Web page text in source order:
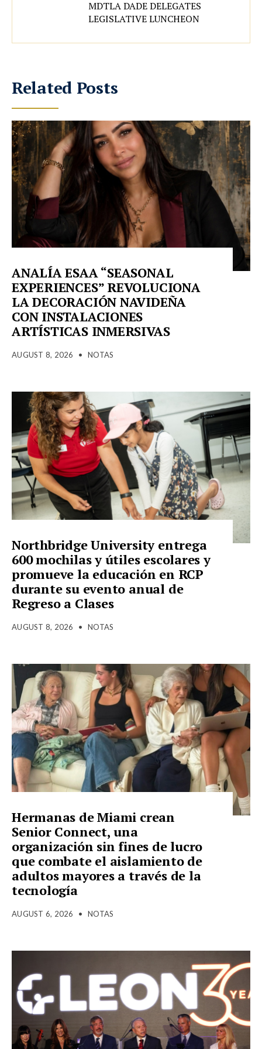
MDTLA DADE DELEGATES
LEGISLATIVE LUNCHEON
Related Posts
ANALÍA ESAA “SEASONAL
EXPERIENCES” REVOLUCIONA
LA DECORACIÓN NAVIDEÑA
CON INSTALACIONES
ARTÍSTICAS INMERSIVAS
AUGUST 8, 2026 • NOTAS
Northbridge University entrega
600 mochilas y útiles escolares y
promueve la educación en RCP
durante su evento anual de
Regreso a Clases
AUGUST 8, 2026 • NOTAS
Hermanas de Miami crean
Senior Connect, una
organización sin fines de lucro
que combate el aislamiento de
adultos mayores a través de la
tecnología
AUGUST 6, 2026 • NOTAS